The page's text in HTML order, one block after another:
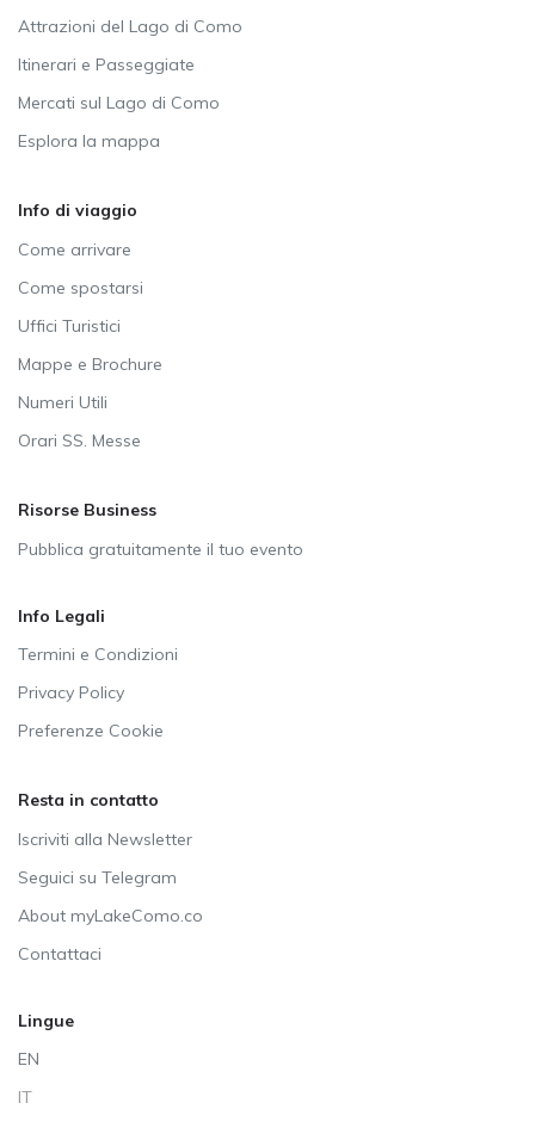
Attrazioni del Lago di Como
Itinerari e Passeggiate
Mercati sul Lago di Como
Esplora la mappa
Info di viaggio
Come arrivare
Come spostarsi
Uffici Turistici
Mappe e Brochure
Numeri Utili
Orari SS. Messe
Risorse Business
Pubblica gratuitamente il tuo evento
Info Legali
Termini e Condizioni
Privacy Policy
Preferenze Cookie
Resta in contatto
Iscriviti alla Newsletter
Seguici su Telegram
About myLakeComo.co
Contattaci
Lingue
EN
IT